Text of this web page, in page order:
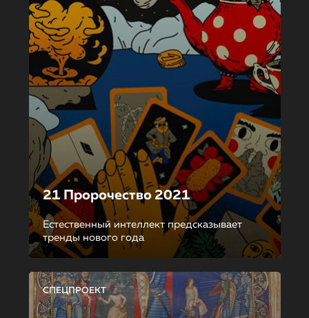
21 Пророчество 2021
Естественный интеллект предсказывает
тренды нового года
СПЕЦПРОЕКТ